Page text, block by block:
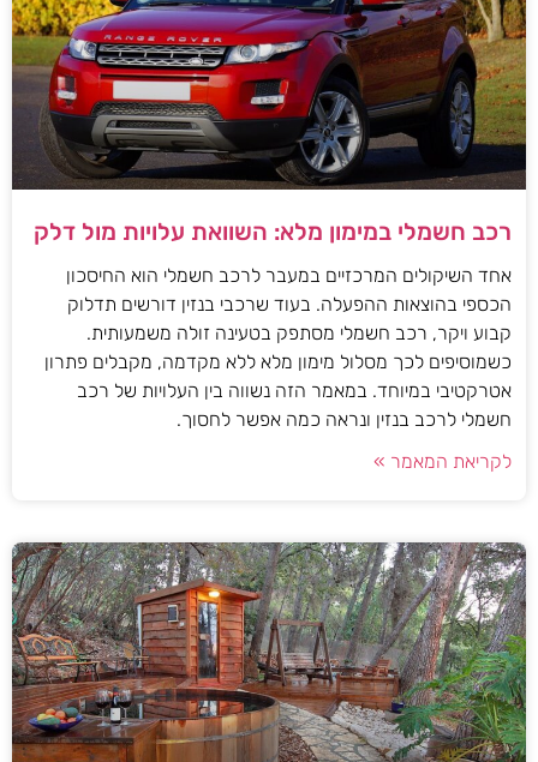
רכב חשמלי במימון מלא: השוואת עלויות מול דלק
אחד השיקולים המרכזיים במעבר לרכב חשמלי הוא החיסכון
הכספי בהוצאות ההפעלה. בעוד שרכבי בנזין דורשים תדלוק
קבוע ויקר, רכב חשמלי מסתפק בטעינה זולה משמעותית.
כשמוסיפים לכך מסלול מימון מלא ללא מקדמה, מקבלים פתרון
אטרקטיבי במיוחד. במאמר הזה נשווה בין העלויות של רכב
חשמלי לרכב בנזין ונראה כמה אפשר לחסוך.
לקריאת המאמר »